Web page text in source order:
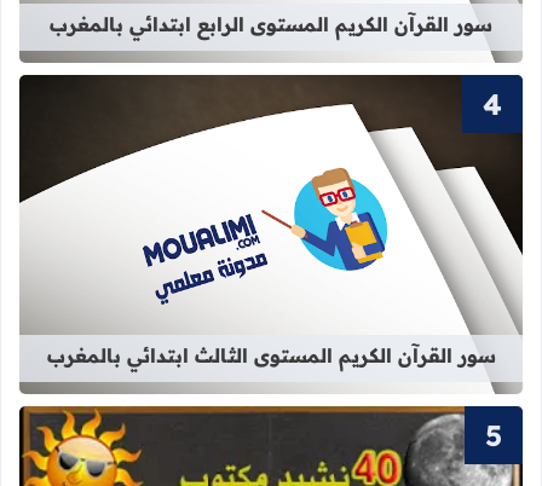
سور القرآن الكريم المستوى الرابع ابتدائي بالمغرب
قراءة المزيد عن سور القرآن الكريم
سور القرآن الكريم المستوى الثالث ابتدائي بالمغرب